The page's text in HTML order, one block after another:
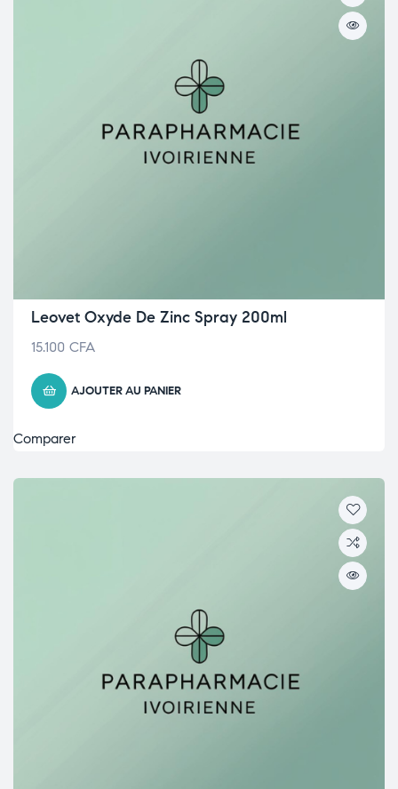
Leovet Oxyde De Zinc Spray 200ml
15.100 CFA
AJOUTER AU PANIER
Comparer